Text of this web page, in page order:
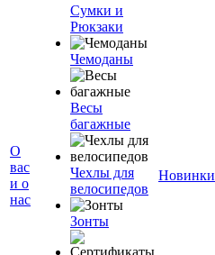
О
вас
и о
нас
Сумки и
Рюкзаки
Чемоданы
Весы
багажные
Чехлы для
велосипедов
Зонты
Новинки